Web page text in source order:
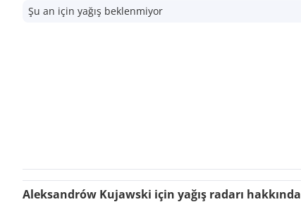
Şu an için yağış beklenmiyor
Aleksandrów Kujawski için yağış radarı hakkında